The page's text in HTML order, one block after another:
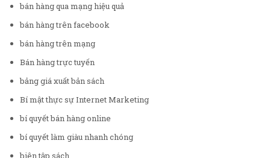
bán hàng qua mạng hiệu quả
bán hàng trên facebook
bán hàng trên mạng
Bán hàng trực tuyến
bảng giá xuất bản sách
Bí mật thực sự Internet Marketing
bí quyết bán hàng online
bí quyết làm giàu nhanh chóng